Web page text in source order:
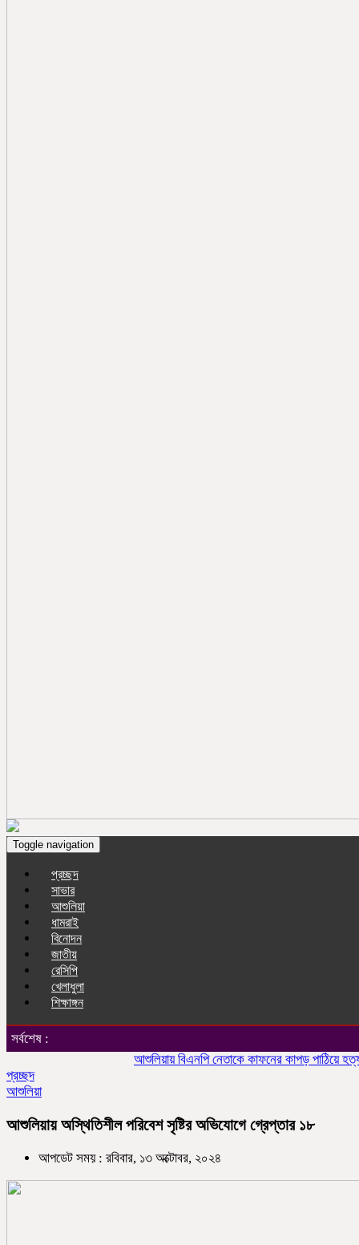
Toggle navigation
প্রচ্ছদ
সাভার
আশুলিয়া
ধামরাই
বিনোদন
জাতীয়
রেসিপি
খেলাধুলা
শিক্ষাঙ্গন
সর্বশেষ :
আশুলিয়ায় বিএনপি নেতাকে কাফনের কাপড় পাঠিয়ে হত্যার
প্রচ্ছদ
আশুলিয়া
আশুলিয়ায় অস্থিতিশীল পরিবেশ সৃষ্টির অভিযোগে গ্রেপ্তার ১৮
আপডেট সময় : রবিবার, ১৩ অক্টোবর, ২০২৪